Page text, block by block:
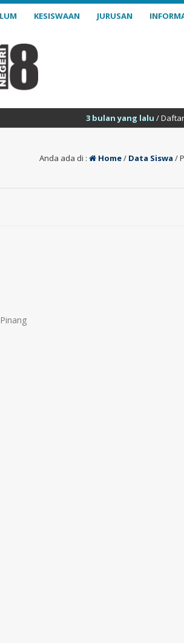
KESISWAAN JURUSAN
3 bulan yang lalu/ Daftar 6
Anda ada di : Home/ Data Siswa /